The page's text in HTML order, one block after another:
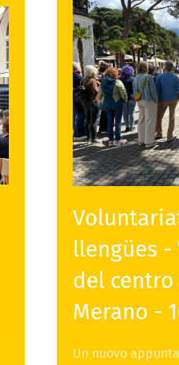
llengües
del
Merano -
Un nuovo